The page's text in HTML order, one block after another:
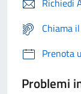
Richiedi
Chiama
Prenota
Problemi